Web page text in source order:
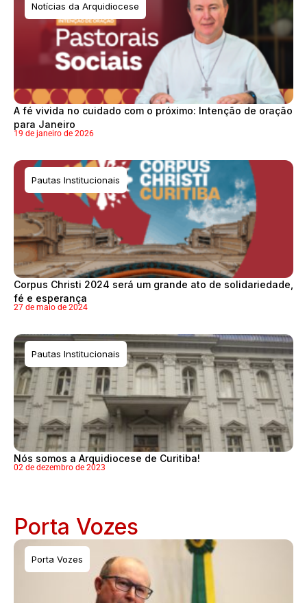
Notícias da Arquidiocese
A fé vivida no cuidado com o próximo: Intenção de oração
para Janeiro
19 de janeiro de 2026
Pautas Institucionais
Corpus Christi 2024 será um grande ato de solidariedade,
fé e esperança
27 de maio de 2024
Pautas Institucionais
Nós somos a Arquidiocese de Curitiba!
02 de dezembro de 2023
Porta Vozes
Porta Vozes